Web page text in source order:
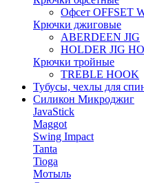
Офсет OFFSET
Крючки джиговые
ABERDEEN JIG
HOLDER JIG
Крючки тройные
TREBLE HOOK
Тубусы, чехлы для
Силикон Микроджиг
JavaStick
Maggot
Swing Impact
Tanta
Tioga
Мотыль